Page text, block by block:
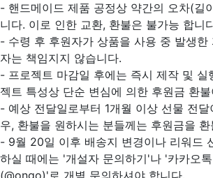
- 핸드메이드 제품 공정상 약간의 오차(길
니다. 이로 인한 교환, 환불은 불가능 합니
- 수령 후 후원자가 상품을 사용 중 발생한
자는 책임지지 않습니다.
- 프로젝트 마감일 후에는 즉시 제작 및 실
젝트 특성상 단순 변심에 의한 후원금 환
- 예상 전달일로부터 1개월 이상 선물 전
우, 환불을 원하시는 분들께는 후원금을
- 9월 20일 이후 배송지 변경이나 리워드
하실 때에는 '개설자 문의하기'나 '카카오
(@ongo)'로 개별 문의하셔야 합니다.